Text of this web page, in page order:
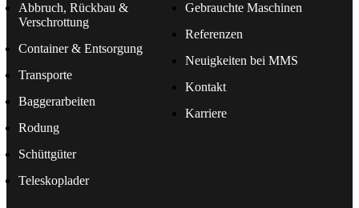
Abbruch, Rückbau &
Verschrottung
Container & Entsorgung
Transporte
Baggerarbeiten
Rodung
Schüttgüter
Teleskoplader
Gebrauchte Maschinen
Referenzen
Neuigkeiten bei MMS
Kontakt
Karriere